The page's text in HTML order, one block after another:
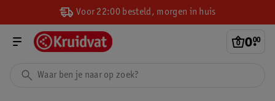
Voor 22:00 besteld, morgen in huis
0.
00